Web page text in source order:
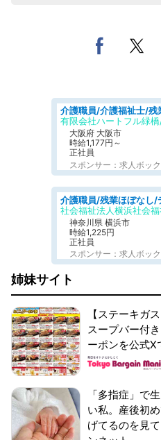
大阪府 大阪市
時給1,177円～
正社員
スポンサー：求人ボッ
神奈川県 横浜市
時給1,225円
正社員
スポンサー：求人ボッ
姉妹サイト
【ステーキガ
スープバー付
ーポンを公式X
「多指症」で
い私。産後初
げてるのを見